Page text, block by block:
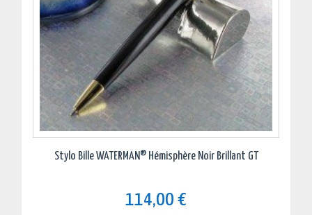
Stylo Bille WATERMAN® Hémisphère Noir Brillant GT
114,00 €